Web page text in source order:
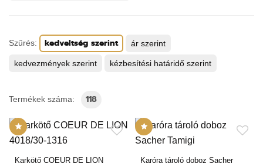
Szűrés: kedveltség szerint ár szerint
kedvezmények szerint kézbesítési határidő szerint
Termékek száma: 118
Karkötő COEUR DE LION
Karóra tároló doboz Sacher